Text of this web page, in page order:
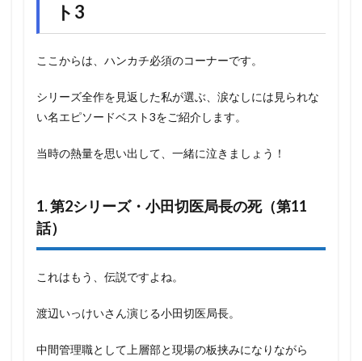
ト3
ここからは、ハンカチ必須のコーナーです。
シリーズ全作を見返した私が選ぶ、涙なしには見られな
い名エピソードベスト3をご紹介します。
当時の熱量を思い出して、一緒に泣きましょう！
1. 第2シリーズ・小田切医局長の死（第11
話）
これはもう、伝説ですよね。
渡辺いっけいさん演じる小田切医局長。
中間管理職として上層部と現場の板挟みになりながら